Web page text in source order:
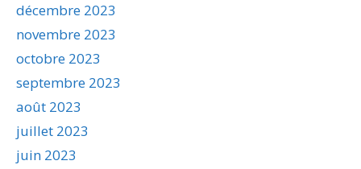
décembre 2023
novembre 2023
octobre 2023
septembre 2023
août 2023
juillet 2023
juin 2023